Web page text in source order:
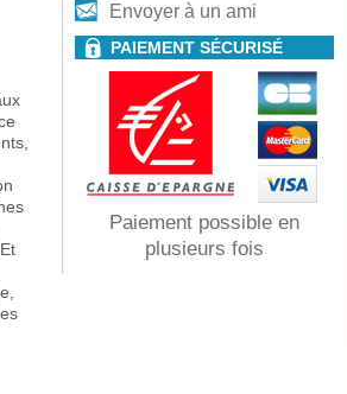
Envoyer à un ami
PAIEMENT SÉCURISÉ
Paiement possible en
plusieurs fois